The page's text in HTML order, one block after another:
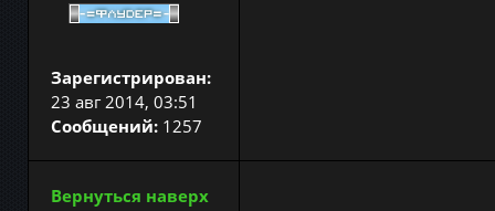
Зарегистрирован:
23 авг 2014, 03:51
Сообщений: 1257
Вернуться наверх